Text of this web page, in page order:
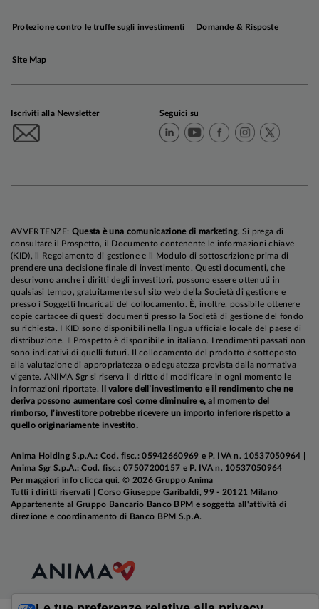
obbligazionari governativicore, dove
aggressive sulle politiche monetarie e il
posizionamento di mercato continuano a
Negli Stati Uniti continuiamo ad attenderci una
crescita intorno al potenziale nel corso dell'anno
A sostenere l'economia americana
contribuiscono iconsistenti investimenti legati
allo sviluppo dell'intelligenza artificiale.
Più debole appare, invece, il quadro europeo,
doveabbiamo rivisto al ribasso, per il secondo
mese consecutivo,le stime di crescita per il 2026
a seguito di un primo trimestre modesto e
dalle scorte.
Per quanto riguarda l'inflazione, negli Stati Uniti,
abbiamo rivisto leggermente al rialzo le stime
l'adeguamento delle tariffe aeree e le oscillazioni
dei prezzi energetici.
Protezione contro le truffe sugli investimenti Domande & Risposte
Site Map
Iscriviti alla Newsletter Seguici su
AVVERTENZE: Questa è una comunicazione di marketing. Si prega di
consultare il Prospetto, il Documento contenente le informazioni chiave
(KID), il Regolamento di gestione e il Modulo di sottoscrizione prima di
prendere una decisione finale di investimento. Questi documenti, che
descrivono anche i diritti degli investitori, possono essere ottenuti in
qualsiasi tempo, gratuitamente sul sito web della Società di gestione e
presso i Soggetti Incaricati del collocamento. È, inoltre, possibile ottenere
copie cartacee di questi documenti presso la Società di gestione del fondo
su richiesta. I KID sono disponibili nella lingua ufficiale locale del paese di
distribuzione. Il Prospetto è disponibile in italiano. I rendimenti passati non
sono indicativi di quelli futuri. Il collocamento del prodotto è sottoposto
alla valutazione di appropriatezza o adeguatezza prevista dalla normativa
vigente. ANIMA Sgr si riserva il diritto di modificare in ogni momento le
informazioni riportate.
Il valore dell’investimento e il rendimento che ne
deriva possono aumentare così come diminuire e, al momento del
rimborso, l’investitore potrebbe ricevere un importo inferiore rispetto a
quello originariamente investito.
Anima Holding S.p.A.: Cod. fisc.: 05942660969 e P. IVA n. 10537050964 |
Anima Sgr S.p.A.: Cod. fisc.: 07507200157 e P. IVA n. 10537050964
Per maggiori infoclicca qui. © 2026 Gruppo Anima
Tutti i diritti riservati | Corso Giuseppe Garibaldi, 99 - 20121 Milano
Appartenente al Gruppo Bancario Banco BPM e soggetta all'attività di
direzione e coordinamento di Banco BPM S.p.A.